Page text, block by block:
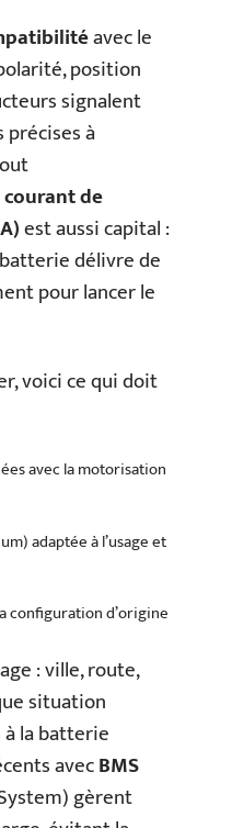
avec le
position
signalent
à
courant de
est aussi capital :
délivre de
pour lancer le
voici ce qui doit
avec la motorisation
adaptée à l’usage et
configuration d’origine
: ville, route,
situation
la batterie
avecBMS
gèrent